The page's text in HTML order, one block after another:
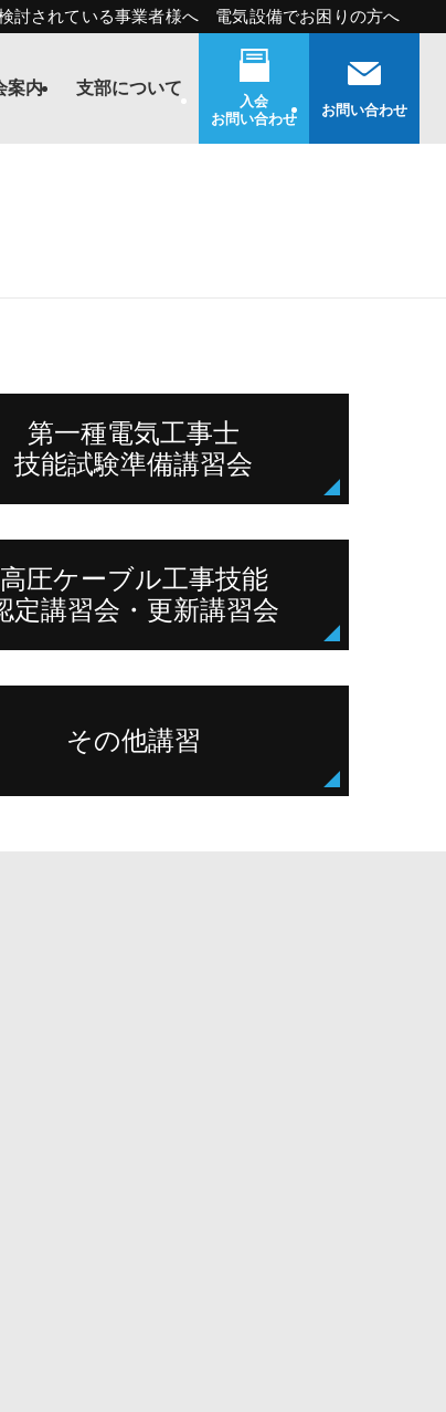
討されている事業者様へ 電気設備でお困りの方へ
案内 支部について
入会
お問い合わせ
お問い合わせ
第一種電気工事士
技能試験準備講習会
高圧ケーブル工事技能
定講習会・更新講習会
その他講習